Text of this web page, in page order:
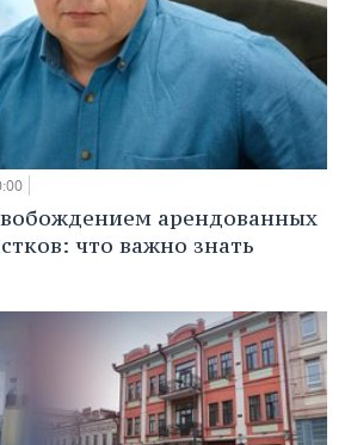
арендованных
что важно знать